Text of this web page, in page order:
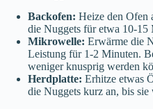
Backofen: Heize den Ofen
die Nuggets für etwa 10-15
Mikrowelle: Erwärme die
Leistung für 1-2 Minuten.
weniger knusprig werden
Herdplatte: Erhitze etwas
die Nuggets kurz an, bis sie